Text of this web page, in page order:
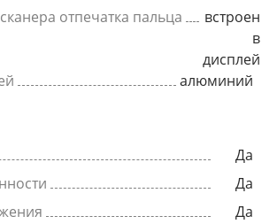
отпечатка пальца
встроен
в
дисплей
алюминий
Да
Да
Да